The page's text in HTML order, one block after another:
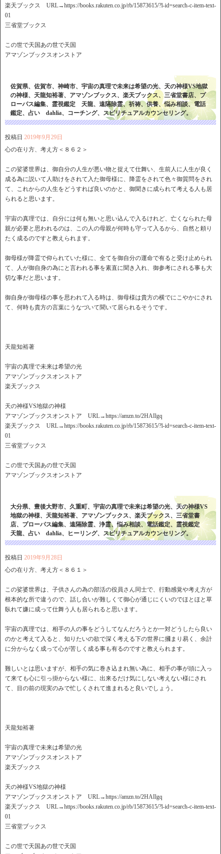
楽天ブックス URL→https://books.rakuten.co.jp/rb/15873615/?l-id=search-c-item-text-
01
三省堂ブックス
この世で天国あの世で天国
アマゾンブックスオンストア
佐賀県、佐賀市、神崎市、宇宙の真理で未来は希望の光、天の神様VS地獄
の神様、天龍知裕著、アマゾンブックス、楽天ブックス、三省堂書店、プ
ローパス編集、霊視鑑定 天龍、遠隔除霊、祈祷、供養、悩み相談、電話
鑑定、占い dahlia、コーチング、スピリチュアルカウンセリング。
投稿日 2019年9月29日
心の在り方、考え方＜８６２＞
この娑婆世界は、御自分の人生が悪い物と捉えて仕舞い、生前人に人生が良く
成る為に説いて人助けをされて入た御母様に、降霊をされて色々御質問をされ
て、これからの人生をどうすれば良いのかと、御聞きに成られて考える人も居
られると思います。
宇宙の真理では、自分には何も無いと思い込んで入るけれど、亡くなられた母
親が必要と思われるのは、この人の母親が何時も守って入るから、自然と頼り
たく成るのですと教えられます。
御母様が降霊で仰られていた様に、全てを御自分の運命で有ると受け止められ
て、人が御自身の為にと言われる事を素直に聞き入れ、御参考にされる事も大
切な事だと思います。
御自身が御母様の事を思われて入る時は、御母様は貴方の横でにこやかにされ
て、何時も貴方の言葉にうなづいて聞いて居られるそうです。
天龍知裕著
宇宙の真理で未来は希望の光
アマゾンブックスオンストア
楽天ブックス
天の神様VS地獄の神様
アマゾンブックスオンストア URL→https://amzn.to/2HAIlgq
楽天ブックス URL→https://books.rakuten.co.jp/rb/15873615/?l-id=search-c-item-text-
01
三省堂ブックス
この世で天国あの世で天国
アマゾンブックスオンストア
大分県、豊後大野市、久重町、宇宙の真理で未来は希望の光、天の神様VS
地獄の神様、天龍知裕著、アマゾンブックス、楽天ブックス、三省堂書
店、プローパス編集、遠隔除霊、浄霊、悩み相談、電話鑑定、霊視鑑定
天龍、占い dahlia、ヒーリング、スピリチュアルカウンセリング。
投稿日 2019年9月28日
心の在り方、考え方＜８６１＞
この娑婆世界は、子供さんの為の部活の役員さん同士で、行動感覚や考え方が
根本的な所で違うので、話し合いが難しくて御心が通じにくいのでほとほと草
臥れて嫌に成って仕舞う人も居られると思います。
宇宙の真理では、相手の人の事をどうしてなんだろうとか一対どうしたら良い
のかと考えて入ると、知りたいの欲で深く考える下の世界に摑まり易く、余計
に分からなく成って心が苦しく成る事も有るのですと教えられます。
難しいとは思いますが、相手の気に巻き込まれ無い為に、相手の事が頭に入っ
て来ても心に引っ掛からない様に、出来るだけ気にしない考えない様にされ
て、目の前の現実のみで忙しくされて進まれると良いでしょう。
天龍知裕著
宇宙の真理で未来は希望の光
アマゾンブックスオンストア
楽天ブックス
天の神様VS地獄の神様
アマゾンブックスオンストア URL→https://amzn.to/2HAIlgq
楽天ブックス URL→https://books.rakuten.co.jp/rb/15873615/?l-id=search-c-item-text-
01
三省堂ブックス
この世で天国あの世で天国